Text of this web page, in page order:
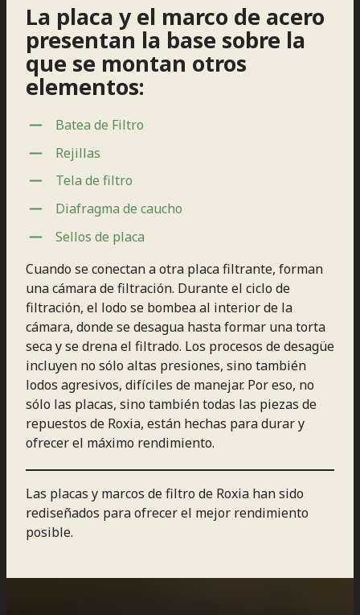
La placa y el marco de acero
presentan la base sobre la
que se montan otros
elementos:
Batea de Filtro
Rejillas
Tela de filtro
Diafragma de caucho
Sellos de placa
Cuando se conectan a otra placa filtrante, forman
una cámara de filtración. Durante el ciclo de
filtración, el lodo se bombea al interior de la
cámara, donde se desagua hasta formar una torta
seca y se drena el filtrado. Los procesos de desagüe
incluyen no sólo altas presiones, sino también
lodos agresivos, difíciles de manejar. Por eso, no
sólo las placas, sino también todas las piezas de
repuestos de Roxia, están hechas para durar y
ofrecer el máximo rendimiento.
Las placas y marcos de filtro de Roxia han sido
rediseñados para ofrecer el mejor rendimiento
posible.